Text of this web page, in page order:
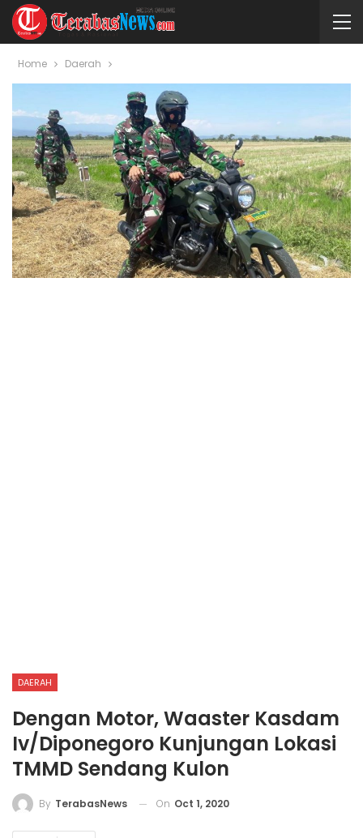
Home Daerah
DAERAH
Dengan Motor, Waaster Kasdam
Iv/Diponegoro Kunjungan Lokasi
TMMD Sendang Kulon
By TerabasNews On Oct 1, 2020